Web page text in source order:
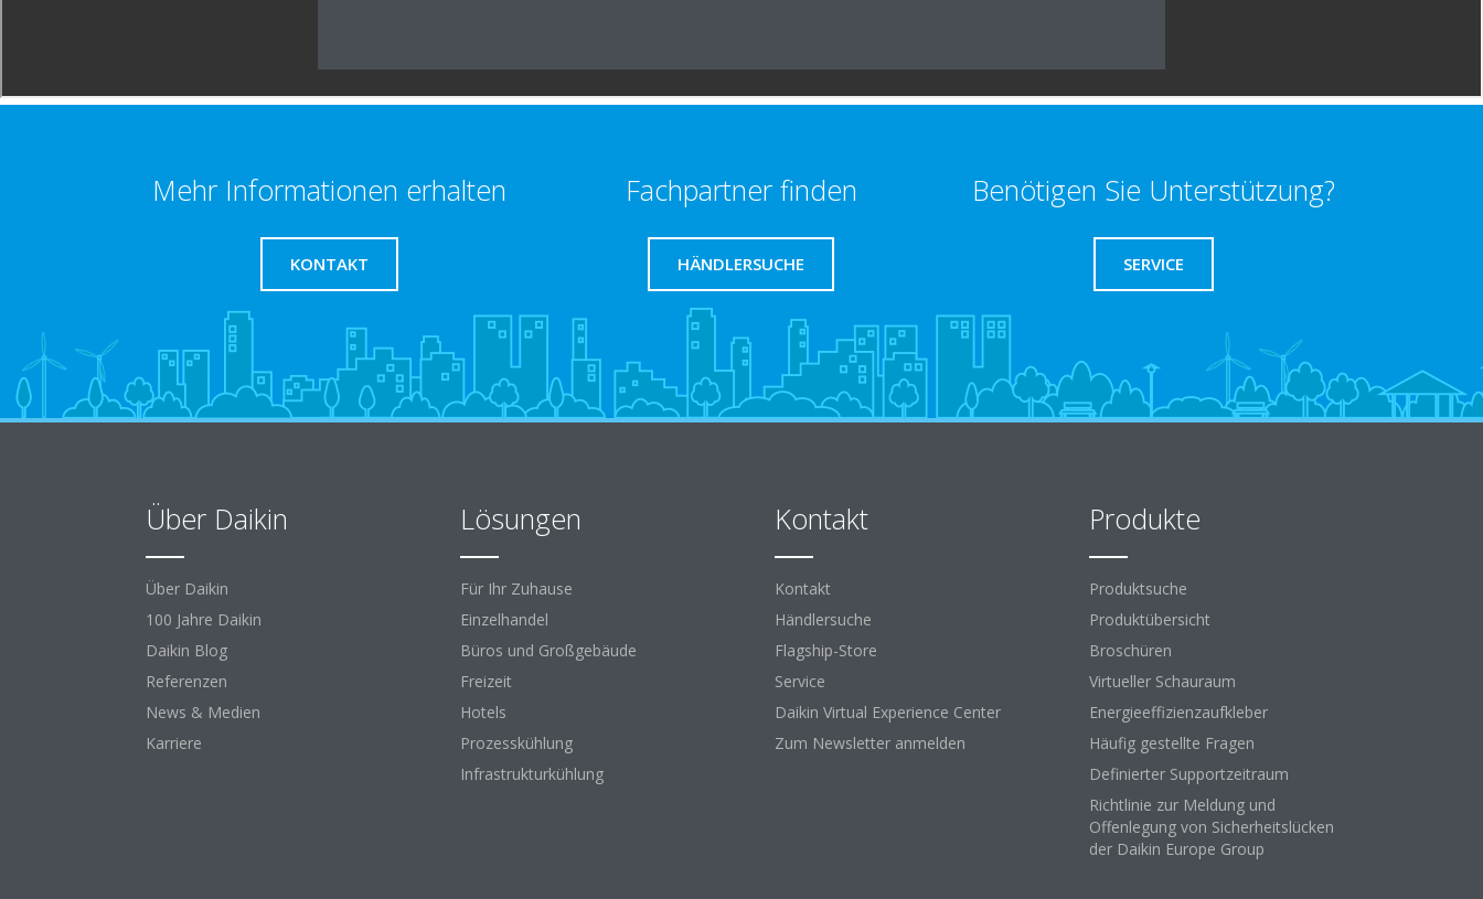
Mehr Informationen erhalten
KONTAKT
Fachpartner finden
HÄNDLERSUCHE
Benötigen Sie Unterstützung?
SERVICE
Über Daikin
Über Daikin
100 Jahre Daikin
Daikin Blog
Referenzen
News & Medien
Karriere
Lösungen
Für Ihr Zuhause
Einzelhandel
Büros und Großgebäude
Freizeit
Hotels
Prozesskühlung
Infrastrukturkühlung
Kontakt
Kontakt
Händlersuche
Flagship-Store
Service
Daikin Virtual Experience Center
Zum Newsletter anmelden
Produkte
Produktsuche
Produktübersicht
Broschüren
Virtueller Schauraum
Energieeffizienzaufkleber
Häufig gestellte Fragen
Definierter Supportzeitraum
Richtlinie zur Meldung und
Offenlegung von Sicherheitslücken
der Daikin Europe Group